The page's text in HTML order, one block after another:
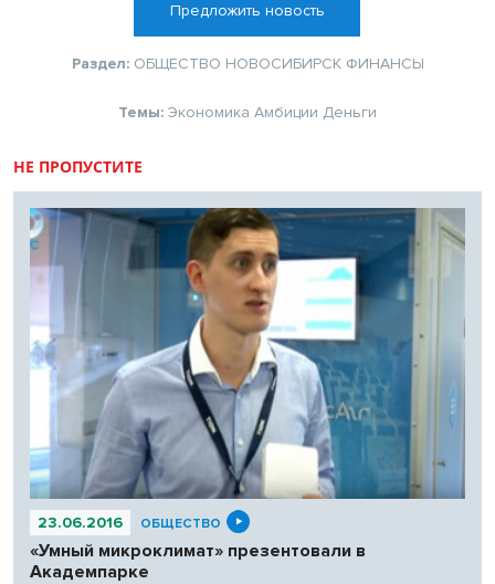
Предложить новость
Раздел: ОБЩЕСТВО НОВОСИБИРСК ФИНАНСЫ
Темы: Экономика Амбиции Деньги
НЕ ПРОПУСТИТЕ
23.06.2016 ОБЩЕСТВО
«Умный микроклимат» презентовали в
Академпарке